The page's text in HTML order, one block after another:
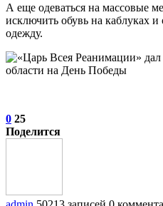
А еще одеваться на массовые
исключить обувь на каблуках
одежду.
0 25
Поделится